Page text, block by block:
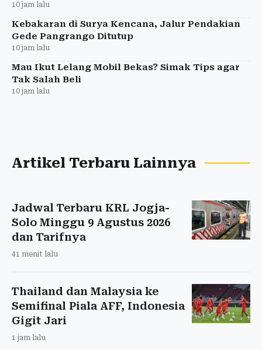
10 jam lalu
Kebakaran di Surya Kencana, Jalur Pendakian
Gede Pangrango Ditutup
10 jam lalu
Mau Ikut Lelang Mobil Bekas? Simak Tips agar
Tak Salah Beli
10 jam lalu
Artikel Terbaru Lainnya
Jadwal Terbaru KRL Jogja-
Solo Minggu 9 Agustus 2026
dan Tarifnya
41 menit lalu
Thailand dan Malaysia ke
Semifinal Piala AFF, Indonesia
Gigit Jari
1 jam lalu